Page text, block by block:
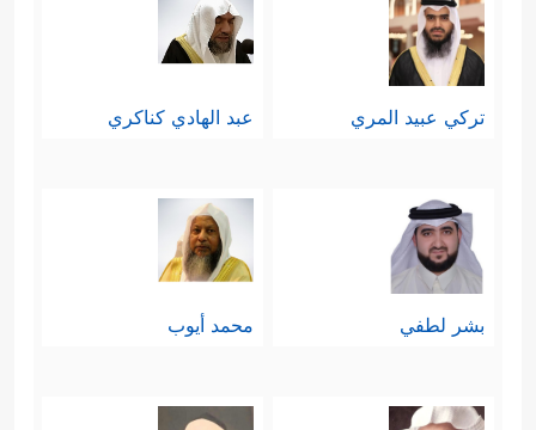
تركي عبيد المري عبد الهادي كناكري
بشر لطفي محمد أيوب